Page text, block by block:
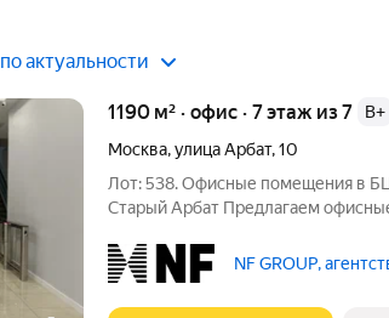
по актуальности
1190 м² · офис · 7 этаж из 7
B+
Москва,улица Арбат,10
Лот: 538. Офисные помещения в
Старый Арбат Предлагаем
локации: Бизнес-центр расположен в историческом центре
Москвы До станции
NF GROUP,